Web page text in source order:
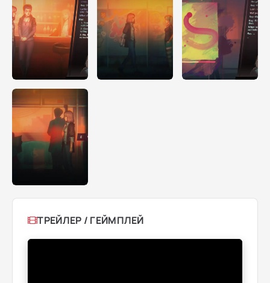
ТРЕЙЛЕР / ГЕЙМПЛЕЙ